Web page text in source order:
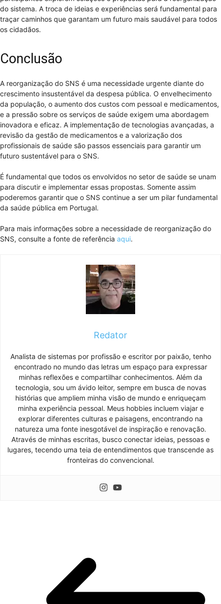
do sistema. A troca de ideias e experiências será fundamental para
traçar caminhos que garantam um futuro mais saudável para todos
os cidadãos.
Conclusão
A reorganização do SNS é uma necessidade urgente diante do
crescimento insustentável da despesa pública. O envelhecimento
da população, o aumento dos custos com pessoal e medicamentos,
e a pressão sobre os serviços de saúde exigem uma abordagem
inovadora e eficaz. A implementação de tecnologias avançadas, a
revisão da gestão de medicamentos e a valorização dos
profissionais de saúde são passos essenciais para garantir um
futuro sustentável para o SNS.
É fundamental que todos os envolvidos no setor de saúde se unam
para discutir e implementar essas propostas. Somente assim
poderemos garantir que o SNS continue a ser um pilar fundamental
da saúde pública em Portugal.
Para mais informações sobre a necessidade de reorganização do
SNS, consulte a fonte de referência aqui.
Redator
Analista de sistemas por profissão e escritor por paixão, tenho
encontrado no mundo das letras um espaço para expressar
minhas reflexões e compartilhar conhecimentos. Além da
tecnologia, sou um ávido leitor, sempre em busca de novas
histórias que ampliem minha visão de mundo e enriqueçam
minha experiência pessoal. Meus hobbies incluem viajar e
explorar diferentes culturas e paisagens, encontrando na
natureza uma fonte inesgotável de inspiração e renovação.
Através de minhas escritas, busco conectar ideias, pessoas e
lugares, tecendo uma teia de entendimentos que transcende as
fronteiras do convencional.